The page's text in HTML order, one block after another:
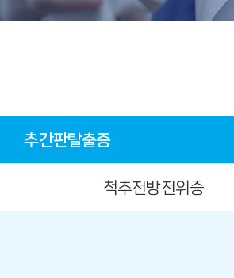
추간판탈출증
척추전방전위증